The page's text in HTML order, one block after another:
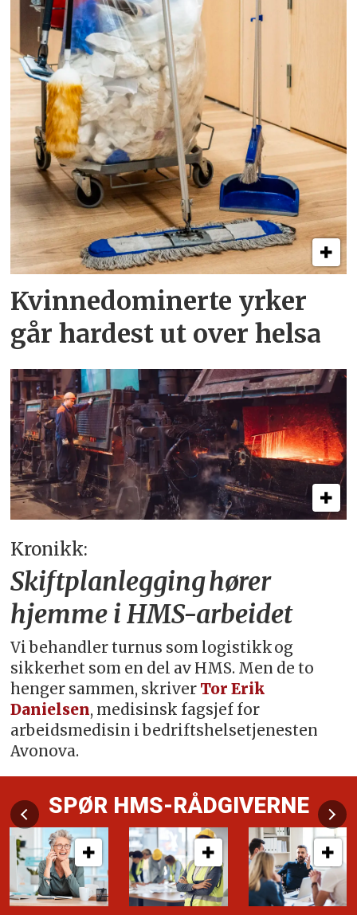
Kvinnedominerte yrker
går hardest ut over helsa
Kronikk:
Skiftplanlegging hører
hjemme i HMS-arbeidet
Vi behandler turnus som logistikk og
sikkerhet som en del av HMS. Men de to
henger sammen, skriver Tor Erik
Danielsen, medisinsk fagsjef for
arbeidsmedisin i bedriftshelsetjenesten
Avonova.
SPØR HMS-RÅDGIVERNE